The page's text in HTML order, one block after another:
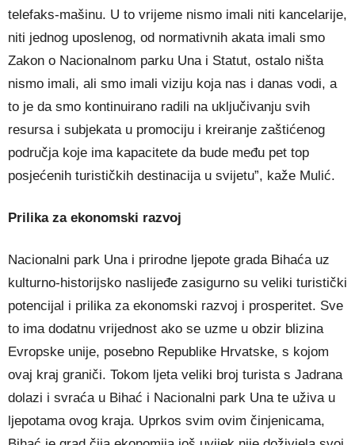
telefaks‑mašinu. U to vrijeme nismo imali niti kancelarije,
niti jednog uposlenog, od normativnih akata imali smo
Zakon o Nacionalnom parku Una i Statut, ostalo ništa
nismo imali, ali smo imali viziju koja nas i danas vodi, a
to je da smo kontinuirano radili na uključivanju svih
resursa i subjekata u promociju i kreiranje zaštićenog
područja koje ima kapacitete da bude među pet top
posjećenih turističkih destinacija u svijetu”, kaže Mulić.
Prilika za ekonomski razvoj
Nacionalni park Una i prirodne ljepote grada Bihaća uz
kulturno-historijsko naslijeđe zasigurno su veliki turistički
potencijal i prilika za ekonomski razvoj i prosperitet. Sve
to ima dodatnu vrijednost ako se uzme u obzir blizina
Evropske unije, posebno Republike Hrvatske, s kojom
ovaj kraj graniči. Tokom ljeta veliki broj turista s Jadrana
dolazi i svraća u Bihać i Nacionalni park Una te uživa u
ljepotama ovog kraja. Uprkos svim ovim činjenicama,